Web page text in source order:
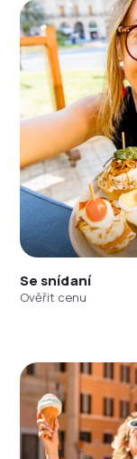
Se snídaní
Ověřit cenu